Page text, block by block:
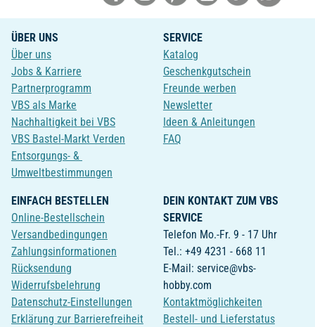
ÜBER UNS
Über uns
Jobs & Karriere
Partnerprogramm
VBS als Marke
Nachhaltigkeit bei VBS
VBS Bastel-Markt Verden
Entsorgungs- &
Umweltbestimmungen
SERVICE
Katalog
Geschenkgutschein
Freunde werben
Newsletter
Ideen & Anleitungen
FAQ
EINFACH BESTELLEN
Online-Bestellschein
Versandbedingungen
Zahlungsinformationen
Rücksendung
Widerrufsbelehrung
Datenschutz-Einstellungen
Erklärung zur Barrierefreiheit
DEIN KONTAKT ZUM VBS
SERVICE
Telefon Mo.-Fr. 9 - 17 Uhr
Tel.: +49 4231 - 668 11
E-Mail: service@vbs-
hobby.com
Kontaktmöglichkeiten
Bestell- und Lieferstatus